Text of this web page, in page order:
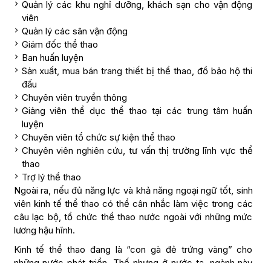
Quản lý các khu nghỉ dưỡng, khách sạn cho vận động
viên
Quản lý các sân vận động
Giám đốc thể thao
Ban huấn luyện
Sản xuất, mua bán trang thiết bị thể thao, đồ bảo hộ thi
đấu
Chuyên viên truyền thông
Giảng viên thể dục thể thao tại các trung tâm huấn
luyện
Chuyên viên tổ chức sự kiện thể thao
Chuyên viên nghiên cứu, tư vấn thị trường lĩnh vực thể
thao
Trợ lý thể thao
Ngoài ra, nếu đủ năng lực và khả năng ngoại ngữ tốt, sinh
viên kinh tế thể thao có thể cân nhắc làm việc trong các
câu lạc bộ, tổ chức thể thao nước ngoài với những mức
lương hậu hĩnh.
Kinh tế thể thao đang là “con gà đẻ trứng vàng” cho